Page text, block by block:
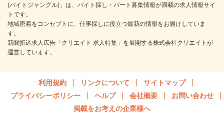
(バイトジャングル)」は、バイト探し・パート募集情報が満載の求人情報サイ
トです。
地域密着をコンセプトに、仕事探しに役立つ最新の情報をお届けしていま
す。
新聞折込求人広告「クリエイト 求人特集」を展開する株式会社クリエイトが
運営しています。
利用規約 リンクについて
サイトマップ
プライバシーポリシー
ヘルプ 会社概要
お問い合わせ
掲載をお考えの企業様へ